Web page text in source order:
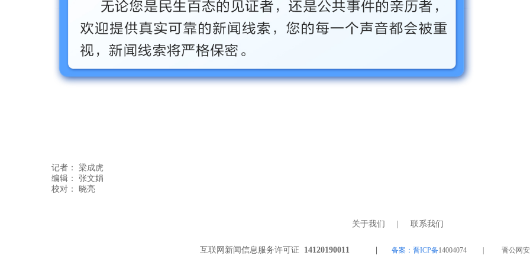
记者： 梁成虎
编辑： 张文娟
关于我们 联系我们
互联网新闻信息服务许可证 14120190011 | 备案：晋ICP备14004074 | 晋公网安备